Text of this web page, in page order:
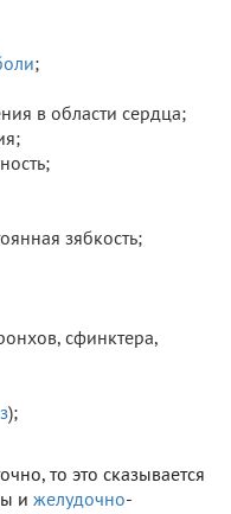
;
в области сердца;
зябкость;
сфинктера,
);
то это сказывается
и желудочно-